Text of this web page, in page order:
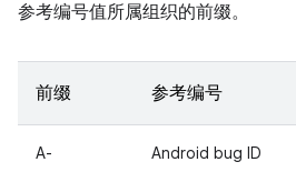
参考编号值所属组织的前缀。
前缀 参考编号
A- Android bug ID